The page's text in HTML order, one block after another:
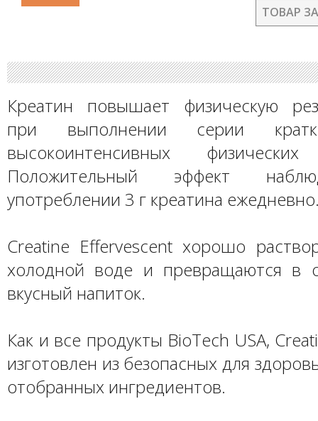
ТОВАР
Креатин повышает физическую
при выполнении серии
высокоинтенсивных
Положительный эффект
употреблении 3 г креатина
Creatine Effervescent хорошо
холодной воде и превращаются в
вкусный напиток.
Как и все продукты BioTech USA,
изготовлен из безопасных для
отобранных ингредиентов.